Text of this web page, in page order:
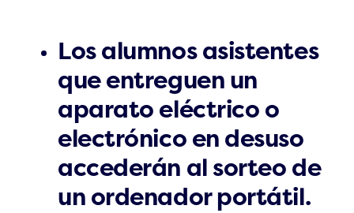
Los alumnos asistentes
que entreguen un
aparato eléctrico o
electrónico en desuso
accederán al sorteo de
un ordenador portátil.